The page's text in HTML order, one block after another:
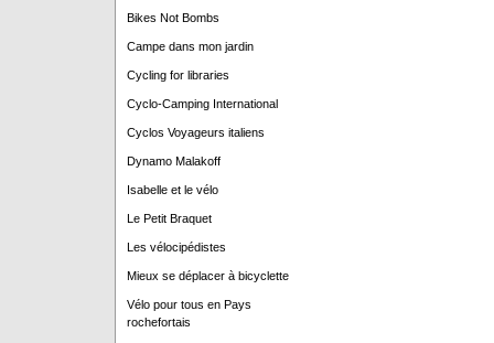
Bikes Not Bombs
Campe dans mon jardin
Cycling for libraries
Cyclo-Camping International
Cyclos Voyageurs italiens
Dynamo Malakoff
Isabelle et le vélo
Le Petit Braquet
Les vélocipédistes
Mieux se déplacer à bicyclette
Vélo pour tous en Pays
rochefortais